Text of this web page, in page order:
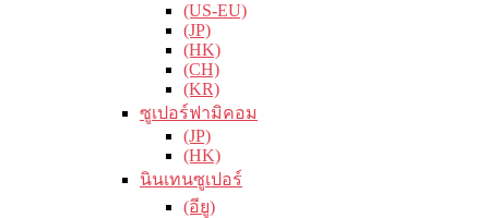
(US-EU)
(JP)
(HK)
(CH)
(KR)
ซูเปอร์ฟามิคอม
(JP)
(HK)
นินเทนซูเปอร์
(อียู)